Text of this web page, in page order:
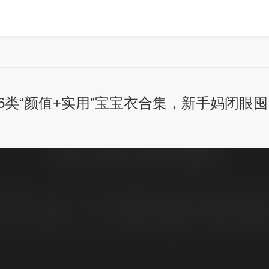
“颜值+实用”宝宝衣合集，新手妈闭眼囤